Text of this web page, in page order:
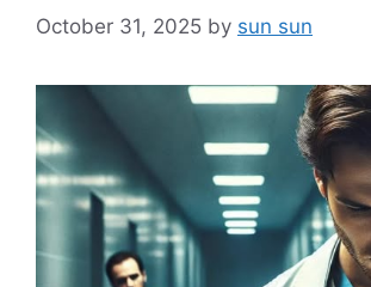
October 31, 2025 by sun sun